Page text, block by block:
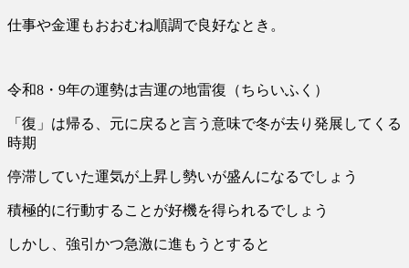
仕事や金運もおおむね順調で良好なとき。
令和8・9年の運勢は吉運の地雷復（ちらいふく）
「復」は帰る、元に戻ると言う意味で冬が去り発展してくる
時期
停滞していた運気が上昇し勢いが盛んになるでしょう
積極的に行動することが好機を得られるでしょう
しかし、強引かつ急激に進もうとすると